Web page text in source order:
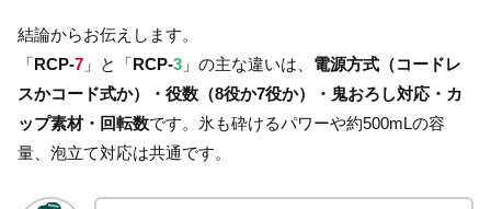
結論からお伝えします。
「RCP-7 」と「RCP-3 」の主な違いは、 電源方式（コードレ
スかコード式か）・役数（8役か7役か）・鬼おろし対応・カ
ップ素材・回転数です。氷も砕けるパワーや約500mLの容
量、泡立て対応は共通です。